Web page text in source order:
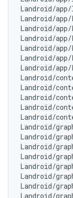
Landroid/
Landroid/
Landroid/
Landroid/
Landroid/
Landroid/
Landroid/
Landroid/
Landroid/
Landroid/
Landroid/
Landroid/
Landroid/
Landroid/
Landroid/
Landroid/
Landroid/
Landroid/
Landroid/
Landroid/